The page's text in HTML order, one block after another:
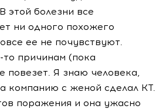
этой болезни все
ни одного похожего
ее не почувствуют.
то причинам (пока
повезет. Я знаю человека,
компанию с женой сделал КТ.
поражения и она ужасно